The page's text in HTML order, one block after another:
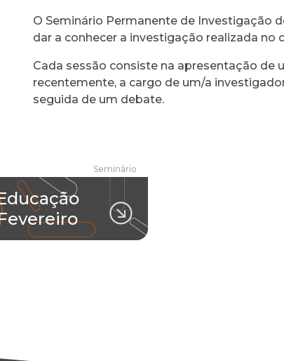
O Seminário Permanente de Investigação
dar a conhecer a investigação realizada
Cada sessão consiste na apresentação de
recentemente, a cargo de um/a
seguida de um debate.
Seminário